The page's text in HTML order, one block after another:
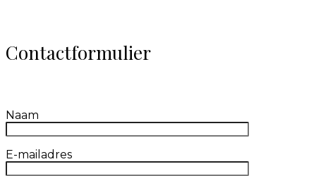
Contactformulier
Naam
E-mailadres